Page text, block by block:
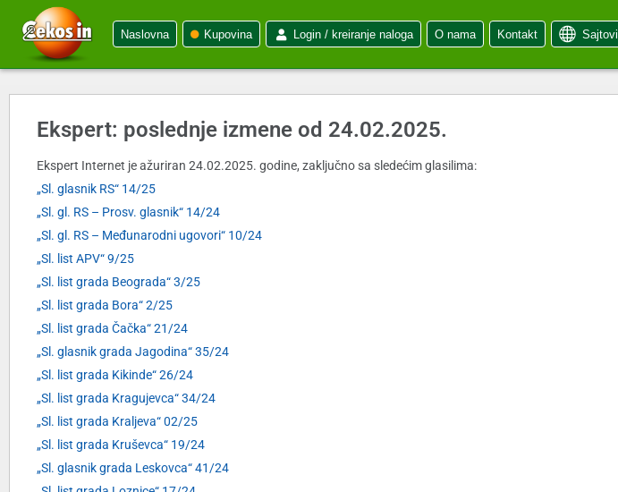
Naslovna Kupovina Login / kreiranje naloga O nama Kontakt Sajtovi
Ekspert: poslednje izmene od 24.02.2025.
Ekspert Internet je ažuriran 24.02.2025. godine, zaključno sa sledećim glasilima:
„Sl. glasnik RS“ 14/25
„Sl. gl. RS – Prosv. glasnik“ 14/24
„Sl. gl. RS – Međunarodni ugovori“ 10/24
„Sl. list APV“ 9/25
„Sl. list grada Beograda“ 3/25
„Sl. list grada Bora“ 2/25
„Sl. list grada Čačka“ 21/24
„Sl. glasnik grada Jagodina“ 35/24
„Sl. list grada Kikinde“ 26/24
„Sl. list grada Kragujevca“ 34/24
„Sl. list grada Kraljeva“ 02/25
„Sl. list grada Kruševca“ 19/24
„Sl. glasnik grada Leskovca“ 41/24